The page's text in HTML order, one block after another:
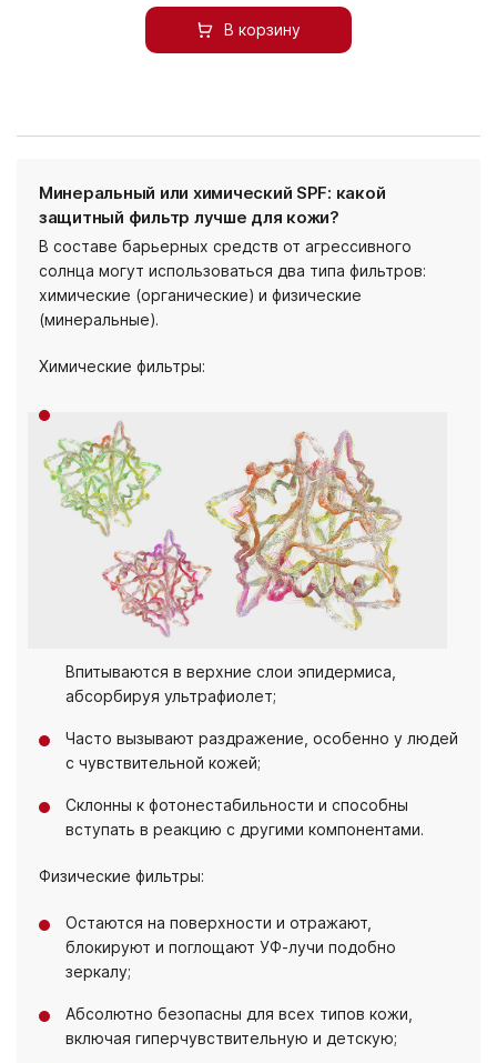
В корзину
Минеральный или химический SPF: какой
защитный фильтр лучше для кожи?
В составе барьерных средств от агрессивного
солнца могут использоваться два типа фильтров:
химические (органические) и физические
(минеральные).
Химические фильтры:
Впитываются в верхние слои эпидермиса,
абсорбируя ультрафиолет;
Часто вызывают раздражение, особенно у людей
с чувствительной кожей;
Склонны к фотонестабильности и способны
вступать в реакцию с другими компонентами.
Физические фильтры:
Остаются на поверхности и отражают,
блокируют и поглощают УФ-лучи подобно
зеркалу;
Абсолютно безопасны для всех типов кожи,
включая гиперчувствительную и детскую;